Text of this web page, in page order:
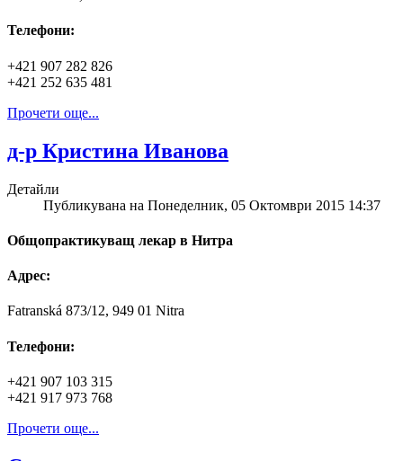
Телефони:
+421 907 282 826
+421 252 635 481
Прочети още...
д-р Кристина Иванова
Детайли
Публикувана на Понеделник, 05 Октомври 2015 14:37
Oбщопрактикуващ лекар в Нитра
Адрес:
Fatranská 873/12, 949 01 Nitra
Телефони:
+421 907 103 315
+421 917 973 768
Прочети още...